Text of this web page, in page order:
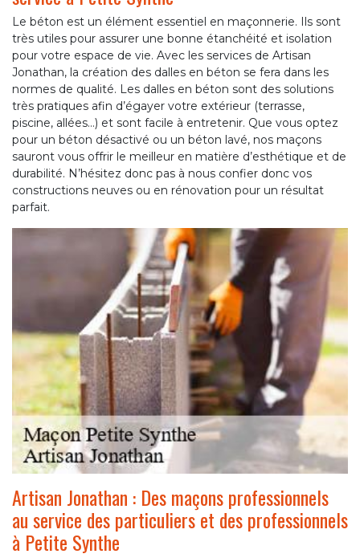
Le béton est un élément essentiel en maçonnerie. Ils sont
très utiles pour assurer une bonne étanchéité et isolation
pour votre espace de vie. Avec les services de Artisan
Jonathan, la création des dalles en béton se fera dans les
normes de qualité. Les dalles en béton sont des solutions
très pratiques afin d’égayer votre extérieur (terrasse,
piscine, allées…) et sont facile à entretenir. Que vous optez
pour un béton désactivé ou un béton lavé, nos maçons
sauront vous offrir le meilleur en matière d’esthétique et de
durabilité. N’hésitez donc pas à nous confier donc vos
constructions neuves ou en rénovation pour un résultat
parfait.
Artisan Jonathan : Des maçons professionnels
au service des particuliers et des professionnels
à Petite Synthe